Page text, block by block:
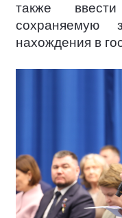
также
нахождения в